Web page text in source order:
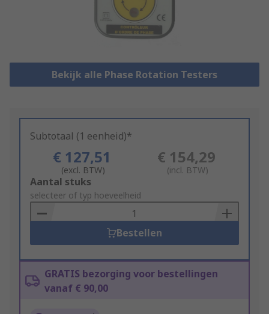
Bekijk alle Phase Rotation Testers
Subtotaal (1 eenheid)*
€ 127,51
(excl. BTW)
€ 154,29
(incl. BTW)
Add
to
Basket
Aantal stuks
selecteer of typ hoeveelheid
Bestellen
GRATIS bezorging voor bestellingen
vanaf € 90,00